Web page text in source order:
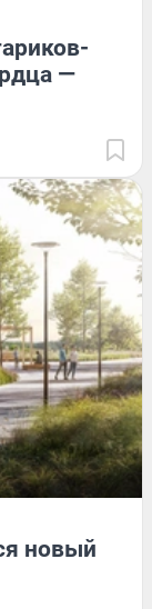
—
новый